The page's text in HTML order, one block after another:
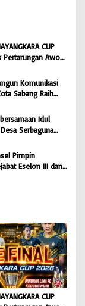
CUP
Pertarungan Awon
Siap
Stadion Widya
Komunikasi
Sabang Raih
Idul
Serbaguna
Pimpin
Eselon III dan
CUP